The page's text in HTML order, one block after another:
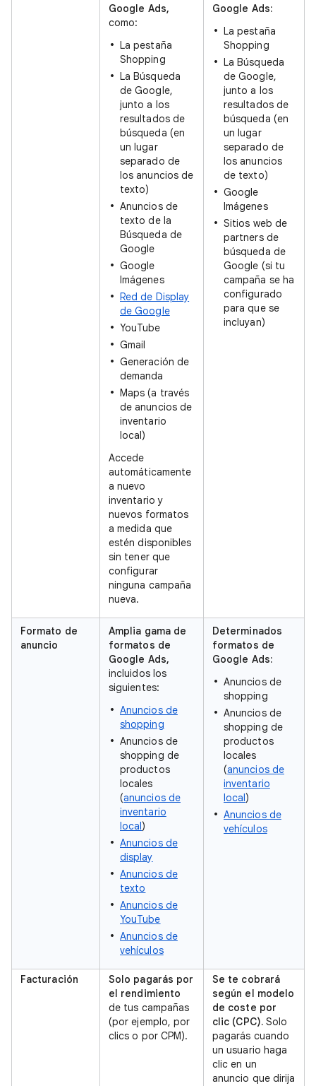
Google Ads,
como:
La pestaña
Shopping
La Búsqueda
de Google,
junto a los
resultados de
búsqueda (en
un lugar
separado de
los anuncios de
texto)
Anuncios de
texto de la
Búsqueda de
Google
Google
Imágenes
Red de Display
de Google
YouTube
Gmail
Generación de
demanda
Maps (a través
de anuncios de
inventario
local)
Accede
automáticamente
a nuevo
inventario y
nuevos formatos
a medida que
estén disponibles
sin tener que
configurar
ninguna campaña
nueva.
Google Ads:
La pestaña
Shopping
La Búsqueda
de Google,
junto a los
resultados de
búsqueda (en
un lugar
separado de
los anuncios
de texto)
Google
Imágenes
Sitios web de
partners de
búsqueda de
Google (si tu
campaña se ha
configurado
para que se
incluyan)
Formato de
anuncio
Amplia gama de
formatos de
Google Ads,
incluidos los
siguientes:
Anuncios de
shopping
Anuncios de
shopping de
productos
locales
(anuncios de
inventario
local)
Anuncios de
display
Anuncios de
texto
Anuncios de
YouTube
Anuncios de
vehículos
Determinados
formatos de
Google Ads:
Anuncios de
shopping
Anuncios de
shopping de
productos
locales
(anuncios de
inventario
local)
Anuncios de
vehículos
Facturación
Solo pagarás por
el rendimiento
de tus campañas
(por ejemplo, por
clics o por CPM).
Se te cobrará
según el modelo
de coste por
clic (CPC).Solo
pagarás cuando
un usuario haga
clic en un
anuncio que dirija